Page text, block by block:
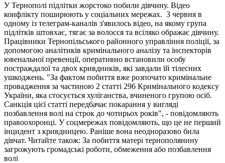
У Тернополі підлітки жорстоко побили дівчину. Відео
конфлікту поширюють у соціальних мережах. 3 червня в
одному із телеграм-каналів з'явилось відео, на якому група
підлітків штовхає, тягає за волосся та всіляко ображає дівчину.
Працівники Тернопільського районного управління поліції, за
допомогою аналітиків кримінального аналізу та інспекторів
ювенальної превенції, оперативно встановили особу
постраждалої та двох кривдників, які завдали їй тілесних
ушкоджень. "За фактом побиття вже розпочато кримінальне
провадження за частиною 2 статті 296 Кримінального кодексу
України, яка стосується хуліганства, вчиненого групою осіб.
Санкція цієї статті передбачає покарання у вигляді
позбавлення волі на строк до чотирьох років", - повідомляють
правоохоронці. У соцмережах повідомляють, що це не перший
інцидент з кривдницею. Раніше вона неодноразово била
дівчат. Читайте також: За побиття матері тернополянину
загрожують громадські роботи, обмеження або позбавлення
волі